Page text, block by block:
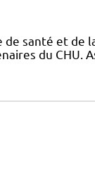
santé et de
du CHU.